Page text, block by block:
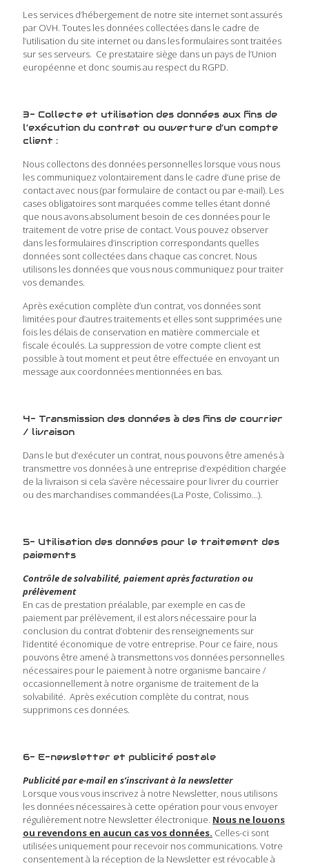
Les services d’hébergement de notre site internet sont assurés
par OVH. Toutes les données collectées dans le cadre de
l’utilisation du site internet ou dans les formulaires sont traitées
sur ses serveurs. Ce prestataire siège dans un pays de l’Union
européenne et donc soumis au respect du RGPD.
3- Collecte et utilisation des données aux fins de
l’exécution du contrat ou ouverture d’un compte
client :
Nous collectons des données personnelles lorsque vous nous
les communiquez volontairement dans le cadre d’une prise de
contact avec nous (par formulaire de contact ou par e-mail). Les
cases obligatoires sont marquées comme telles étant donné
que nous avons absolument besoin de ces données pour le
traitement de votre prise de contact. Vous pouvez observer
dans les formulaires d’inscription correspondants quelles
données sont collectées dans chaque cas concret. Nous
utilisons les données que vous nous communiquez pour traiter
vos demandes.
Après exécution complète d’un contrat, vos données sont
limitées pour d’autres traitements et elles sont supprimées une
fois les délais de conservation en matière commerciale et
fiscale écoulés. La suppression de votre compte client est
possible à tout moment et peut être effectuée en envoyant un
message aux coordonnées mentionnées en bas.
4- Transmission des données à des fins de courrier
/ livraison
Dans le but d’exécuter un contrat, nous pouvons être amenés à
transmettre vos données à une entreprise d’expédition chargée
de la livraison si cela s’avère nécessaire pour livrer du courrier
ou des marchandises commandées (La Poste, Colissimo…).
5- Utilisation des données pour le traitement des
paiements
Contrôle de solvabilité, paiement après facturation ou
prélèvement
En cas de prestation préalable, par exemple en cas de
paiement par prélèvement, il est alors nécessaire pour la
conclusion du contrat d’obtenir des renseignements sur
l’identité économique de votre entreprise. Pour ce faire, nous
pouvons être amené à transmettons vos données personnelles
nécessaires pour le paiement à notre organisme bancaire /
occasionnellement à notre organisme de traitement de la
solvabilité. Après exécution complète du contrat, nous
supprimons ces données.
6- E-newsletter et publicité postale
Publicité par e-mail en s’inscrivant à la newsletter
Lorsque vous vous inscrivez à notre Newsletter, nous utilisons
les données nécessaires à cette opération pour vous envoyer
régulièrement notre Newsletter électronique. Nous ne louons
ou revendons en aucun cas vos données. Celles-ci sont
utilisées uniquement pour recevoir nos communications. Votre
consentement à la réception de la Newsletter est révocable à